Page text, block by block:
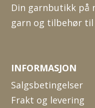
Din garnbutikk på
garn og tilbehør
INFORMASJON
Salgsbetingelser
Frakt og levering